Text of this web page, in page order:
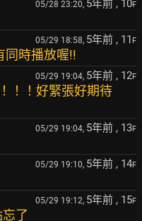
05/28 23:20, 5年前 , 10F
05/29 18:58, 5年前 , 11 F
同時播放喔!!
05/29 19:04, 5年前 , 12F
！！好緊張好期待
05/29 19:04, 5年前 , 13F
05/29 19:10, 5年前 , 14F
05/29 19:12, 5年前 , 15F
了